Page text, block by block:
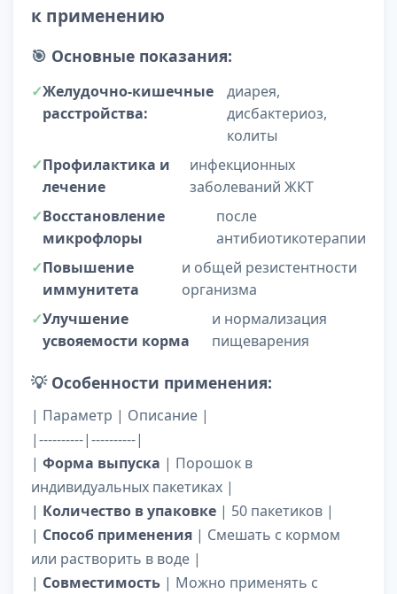
к применению
🎯 Основные показания:
Желудочно-кишечные
расстройства:
диарея,
дисбактериоз,
колиты
Профилактика и
лечение
инфекционных
заболеваний ЖКТ
Восстановление
микрофлоры
после
антибиотикотерапии
Повышение
иммунитета
и общей резистентности
организма
Улучшение
усвояемости корма
и нормализация
пищеварения
💡 Особенности применения:
| Параметр | Описание |
|----------|----------|
| Форма выпуска | Порошок в
индивидуальных пакетиках |
| Количество в упаковке | 50 пакетиков |
| Способ применения | Смешать с кормом
или растворить в воде |
| Совместимость | Можно применять с